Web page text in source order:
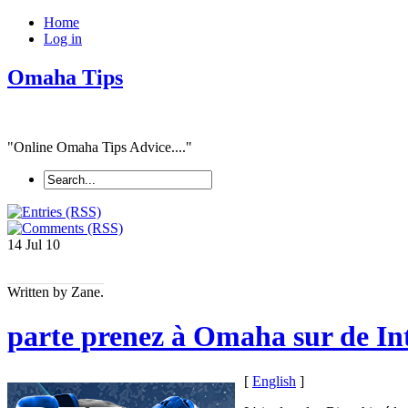
Home
Log in
Omaha Tips
"Online Omaha Tips Advice...."
14 Jul 10
Written by Zane.
parte prenez à Omaha sur de
[ English ]